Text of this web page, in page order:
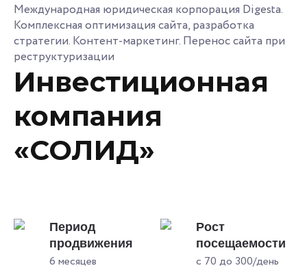
Международная юридическая корпорация Digesta.
Комплексная оптимизация сайта, разработка
стратегии. Контент-маркетинг. Перенос сайта при
реструктуризации
Инвестиционная
компания
«СОЛИД»
Период
продвижения
6 месяцев
Рост
посещаемости
с 70 до 300/день